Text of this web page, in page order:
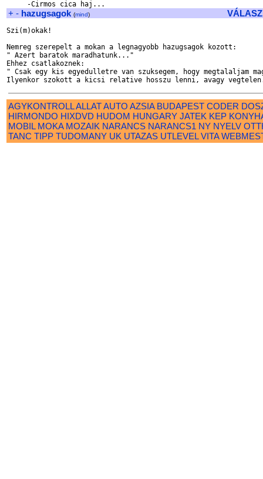
+ - hazugsagok (mind) VÁLASZ
Szi(m)okak!
Nemreg szerepelt a mokan a legnagyobb hazugsagok kozott:
" Azert baratok maradhatunk..."
Ehhez csatlakoznek:
" Csak egy kis egyedulletre van szuksegem, hogy megtalaljam
AGYKONTROLLALLATAUTO AZSIA BUDAPEST CODER
HIRMONDO HIXDVD HUDOM HUNGARY JATEK KEP
MOBIL MOKA MOZAIK NARANCS NARANCS1 NY NYELV
TANC TIPP TUDOMANY UK UTAZAS UTLEVEL VITA